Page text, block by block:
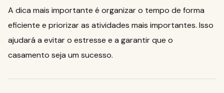
A dica mais importante é organizar o tempo de forma
eficiente e priorizar as atividades mais importantes. Isso
ajudará a evitar o estresse e a garantir que o
casamento seja um sucesso.